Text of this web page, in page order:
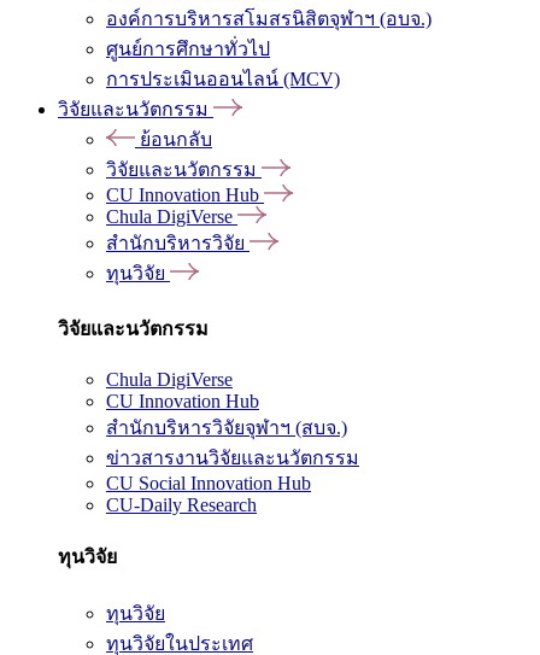
องค์การบริหารสโมสรนิสิตจุฬาฯ (อบจ.)
ศูนย์การศึกษาทั่วไป
การประเมินออนไลน์ (MCV)
วิจัยและนวัตกรรม
ย้อนกลับ
วิจัยและนวัตกรรม
CU Innovation Hub
Chula DigiVerse
สำนักบริหารวิจัย
ทุนวิจัย
วิจัยและนวัตกรรม
Chula DigiVerse
CU Innovation Hub
สำนักบริหารวิจัยจุฬาฯ (สบจ.)
ข่าวสารงานวิจัยและนวัตกรรม
CU Social Innovation Hub
CU-Daily Research
ทุนวิจัย
ทุนวิจัย
ทุนวิจัยในประเทศ